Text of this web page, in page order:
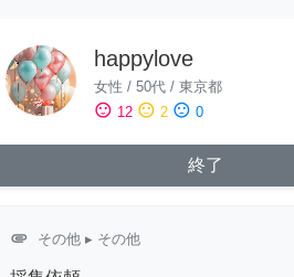
happylove
女性 / 50代/ 東京都
sentiment_satisfied 12 sentiment_neutral 2 sentiment_dissatisfied 0
終了
attachment その他▸ その他